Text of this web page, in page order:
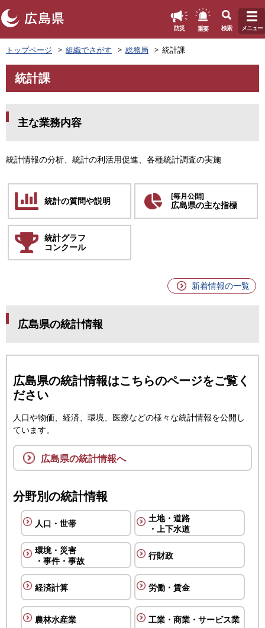
ペ
ー
ジ
先
防災 重要 検索 メニュー
トップページ 組織でさがす 総務局 統計課
文
統計課
主な業務内容
統計情報の分析、統計の利活用促進、各種統計調査の実施
統計の質問や説明 [毎月公開]
広島県の主な指標
統計グラフ
コンクール
新着情報の一覧
広島県の統計情報
広島県の統計情報はこちらのページをご覧く
ださい
人口や物価、経済、環境、医療などの様々な統計情報を公開し
ています。
広島県の統計情報へ
分野別の統計情報
人口・世帯
土地・道路
・上下水道
環境・災害
・事件・事故
行財政
経済計算 労働・賃金
農林水産業 工業・商業・サービス業